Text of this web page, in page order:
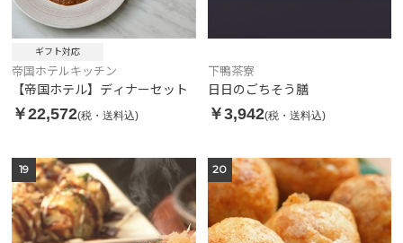
ギフト対応
帝国ホテルキッチン
【帝国ホテル】ディナーセット
￥22,572(税・送料込)
下鴨茶寮
日日のごちそう膳
￥3,942(税・送料込)
19 20